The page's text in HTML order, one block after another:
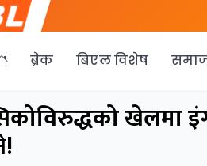
ब्रेक बिएल विशेष
खेलमा